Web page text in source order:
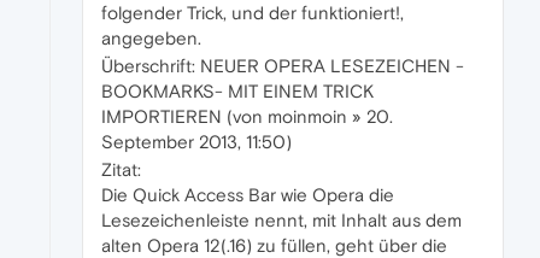
folgender Trick, und der funktioniert!,
angegeben.
Überschrift: NEUER OPERA LESEZEICHEN -
BOOKMARKS- MIT EINEM TRICK
IMPORTIEREN (von moinmoin » 20.
September 2013, 11:50)
Zitat:
Die Quick Access Bar wie Opera die
Lesezeichenleiste nennt, mit Inhalt aus dem
alten Opera 12(.16) zu füllen, geht über die